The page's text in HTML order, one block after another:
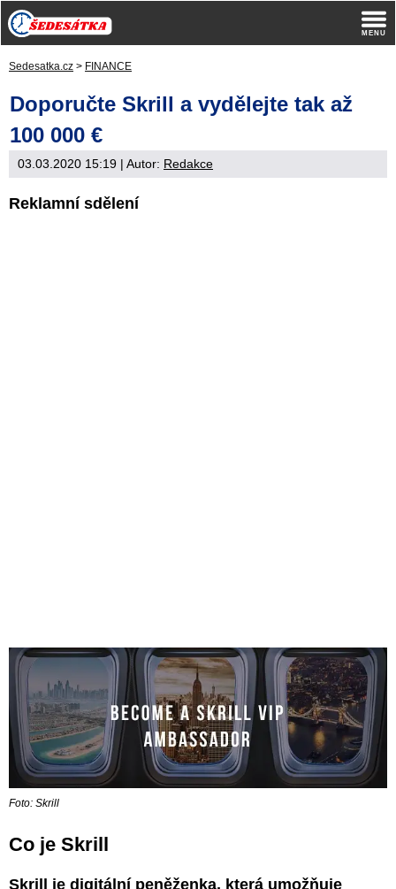
Sedesatka.cz > FINANCE
Doporučte Skrill a vydělejte tak až
100 000 €
03.03.2020 15:19 | Autor: Redakce
Reklamní sdělení
Foto: Skrill
Co je Skrill
Skrill je digitální peněženka, která umožňuje